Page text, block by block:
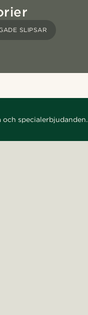
SLIPSAR
specialerbjudanden.